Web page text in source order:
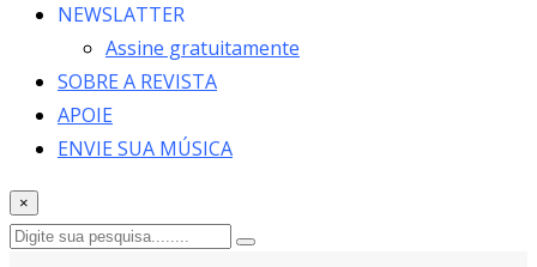
NEWSLATTER
Assine gratuitamente
SOBRE A REVISTA
APOIE
ENVIE SUA MÚSICA
×